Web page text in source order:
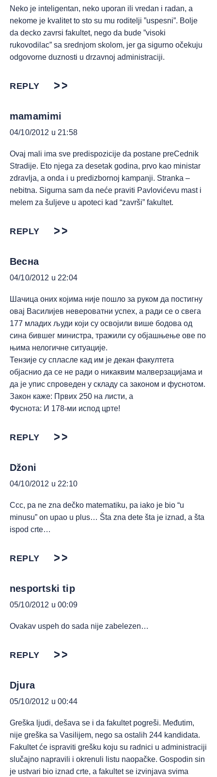
Neko je inteligentan, neko uporan ili vredan i radan, a
nekome je kvalitet to sto su mu roditelji ”uspesni”. Bolje
da decko zavrsi fakultet, nego da bude ”visoki
rukovodilac” sa srednjom skolom, jer ga sigurno očekuju
odgovorne duznosti u drzavnoj administraciji.
REPLY
mamamimi
04/10/2012 u 21:58
Ovaj mali ima sve predispozicije da postane preCednik
Stradije. Eto njega za desetak godina, prvo kao ministar
zdravlja, a onda i u predizbornoj kampanji. Stranka –
nebitna. Sigurna sam da neće praviti Pavlovićevu mast i
melem za šuljeve u apoteci kad “završi” fakultet.
REPLY
Весна
04/10/2012 u 22:04
Шачица оних којима није пошло за руком да постигну
овај Василијев невероватни успех, а ради се о свега
177 младих људи који су освојили више бодова од
сина бившег министра, тражили су објашњење ове по
њима нелогичне ситуације.
Тензије су спласле кад им је декан факултета
објаснио да се не ради о никаквим малверзацијама и
да је упис спроведен у складу са законом и фуснотом.
Закон каже: Првих 250 на листи, а
Фуснота: И 178-ми испод црте!
REPLY
Džoni
04/10/2012 u 22:10
Ccc, pa ne zna dečko matematiku, pa iako je bio “u
minusu” on upao u plus… Šta zna dete šta je iznad, a šta
ispod crte…
REPLY
nesportski tip
05/10/2012 u 00:09
Ovakav uspeh do sada nije zabelezen…
REPLY
Djura
05/10/2012 u 00:44
Greška ljudi, dešava se i da fakultet pogreši. Međutim,
nije greška sa Vasilijem, nego sa ostalih 244 kandidata.
Fakultet će ispraviti grešku koju su radnici u administraciji
slučajno napravili i okrenuli listu naopačke. Gospodin sin
je ustvari bio iznad crte, a fakultet se izvinjava svima